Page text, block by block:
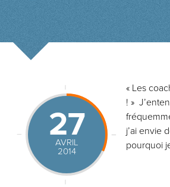
27
AVRIL
2014
« Les
! »
j’ai envie
pourquoi